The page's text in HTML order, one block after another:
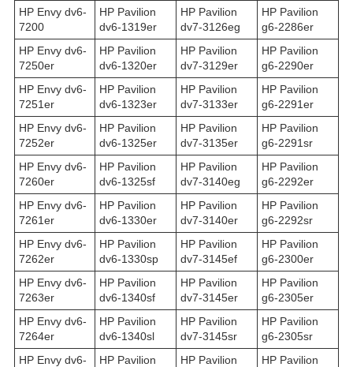
HP Envy dv6-
7200
HP Pavilion
dv6-1319er
HP Pavilion
dv7-3126eg
HP Pavilion
g6-2286er
HP Envy dv6-
7250er
HP Pavilion
dv6-1320er
HP Pavilion
dv7-3129er
HP Pavilion
g6-2290er
HP Envy dv6-
7251er
HP Pavilion
dv6-1323er
HP Pavilion
dv7-3133er
HP Pavilion
g6-2291er
HP Envy dv6-
7252er
HP Pavilion
dv6-1325er
HP Pavilion
dv7-3135er
HP Pavilion
g6-2291sr
HP Envy dv6-
7260er
HP Pavilion
dv6-1325sf
HP Pavilion
dv7-3140eg
HP Pavilion
g6-2292er
HP Envy dv6-
7261er
HP Pavilion
dv6-1330er
HP Pavilion
dv7-3140er
HP Pavilion
g6-2292sr
HP Envy dv6-
7262er
HP Pavilion
dv6-1330sp
HP Pavilion
dv7-3145ef
HP Pavilion
g6-2300er
HP Envy dv6-
7263er
HP Pavilion
dv6-1340sf
HP Pavilion
dv7-3145er
HP Pavilion
g6-2305er
HP Envy dv6-
7264er
HP Pavilion
dv6-1340sl
HP Pavilion
dv7-3145sr
HP Pavilion
g6-2305sr
HP Envy dv6-
HP Pavilion
HP Pavilion
HP Pavilion